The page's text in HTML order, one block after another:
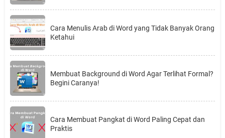
Cara Menulis Arab di Word yang Tidak Banyak Orang
Ketahui
Membuat Background di Word Agar Terlihat Formal?
Begini Caranya!
Cara Membuat Pangkat di Word Paling Cepat dan
Praktis